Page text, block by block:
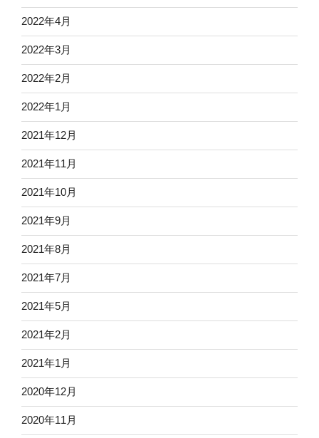
2022年4月
2022年3月
2022年2月
2022年1月
2021年12月
2021年11月
2021年10月
2021年9月
2021年8月
2021年7月
2021年5月
2021年2月
2021年1月
2020年12月
2020年11月